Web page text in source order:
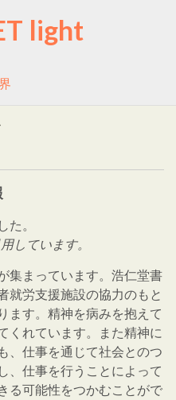
light
た。
しています。
集まっています。浩仁堂書
就労支援施設の協力のもと
ます。精神を病みを抱えて
くれています。また精神に
、仕事を通じて社会とのつ
、仕事を行うことによって
る可能性をつかむことがで